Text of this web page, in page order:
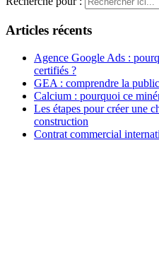
Articles récents
Agence Google Ads :
certifiés ?
GEA : comprendre la
Calcium : pourquoi ce
Les étapes pour créer une
construction
Contrat commercial